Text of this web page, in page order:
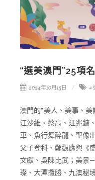
“選美澳門”25項
2024年10月15日 #
澳門的“美人、美事、
江沙維、蔡高、汪兆鏞
車、魚行舞醉龍、聖像
父子登科、鄭觀應與《
文獻、吳陳比武；美景
璨、大潭攬勝、九澳秘